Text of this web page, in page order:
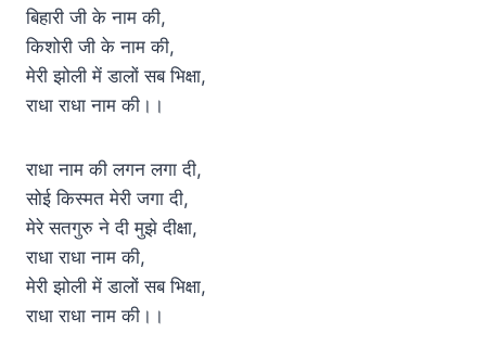
बिहारी जी के नाम की,
किशोरी जी के नाम की,
मेरी झोली में डालों सब भिक्षा,
राधा राधा नाम की।।
राधा नाम की लगन लगा दी,
सोई किस्मत मेरी जगा दी,
मेरे सतगुरु ने दी मुझे दीक्षा,
राधा राधा नाम की,
मेरी झोली में डालों सब भिक्षा,
राधा राधा नाम की।।